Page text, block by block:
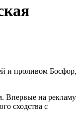
и проливом Босфор,
Впервые на рекламу
сходства с